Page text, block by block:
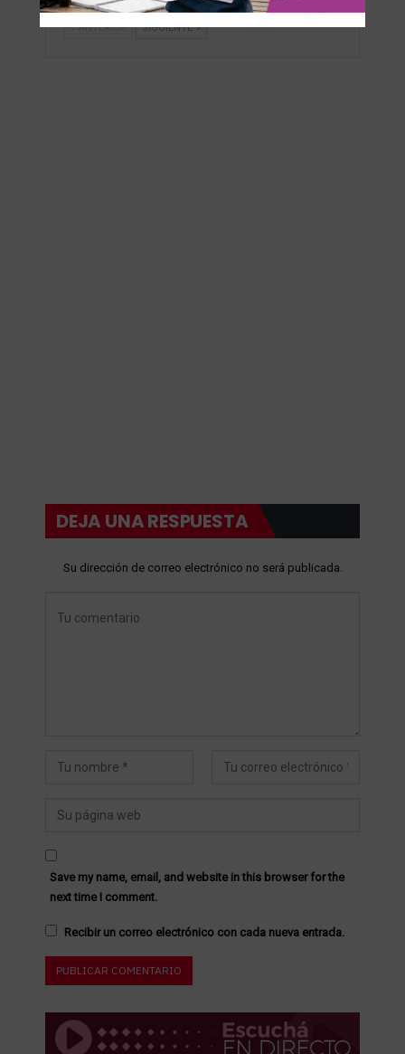
ANTERIOR SIGUIENTE
DEJA UNA RESPUESTA
Su dirección de correo electrónico no será publicada.
Save my name, email, and website in this browser for the
next time I comment.
Recibir un correo electrónico con cada nueva entrada.